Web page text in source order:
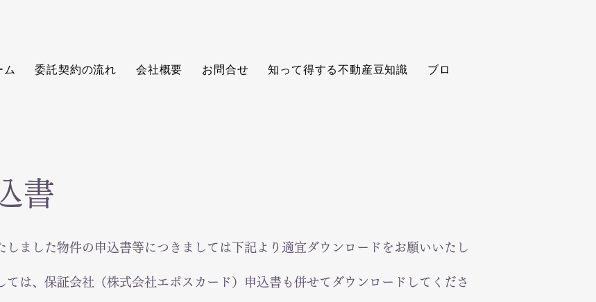
ム 委託契約の流れ 会社概要 お問合せ 知って得する不動産豆知識 ブログ
書
しました物件の申込書等につきましては下記より適宜ダウンロードをお願いいたし
ては、保証会社（株式会社エポスカード）申込書も併せてダウンロードしてくださ